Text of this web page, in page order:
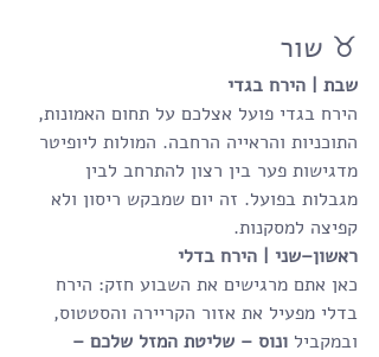
♉ שור
שבת | הירח בגדי
הירח בגדי פועל אצלכם על תחום האמונות,
התוכניות והראייה הרחבה. המולות ליופיטר
מדגישות פער בין רצון להתרחב לבין
מגבלות בפועל. זה יום שמבקש ריסון ולא
קפיצה למסקנות.
ראשון–שני | הירח בדלי
כאן אתם מרגישים את השבוע חזק: הירח
בדלי מפעיל את אזור הקריירה והסטטוס,
ובמקביל ונוס – שליטת המזל שלכם –